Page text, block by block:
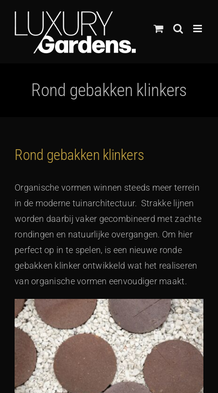
inhoud
Rond gebakken klinkers
Rond gebakken klinkers
Organische vormen winnen steeds meer terrein
in de moderne tuinarchitectuur. Strakke lijnen
worden daarbij vaker gecombineerd met zachte
rondingen en natuurlijke overgangen. Om hier
perfect op in te spelen, is een nieuwe ronde
gebakken klinker ontwikkeld wat het realiseren
van organische vormen eenvoudiger maakt.